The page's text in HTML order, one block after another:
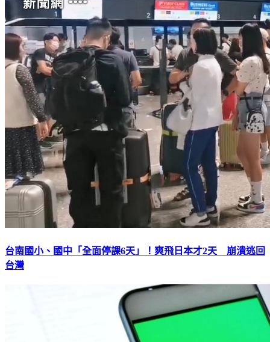
台南國小、國中「全面停課6天」！爽飛日本才2天 崩潰逃回
台灣